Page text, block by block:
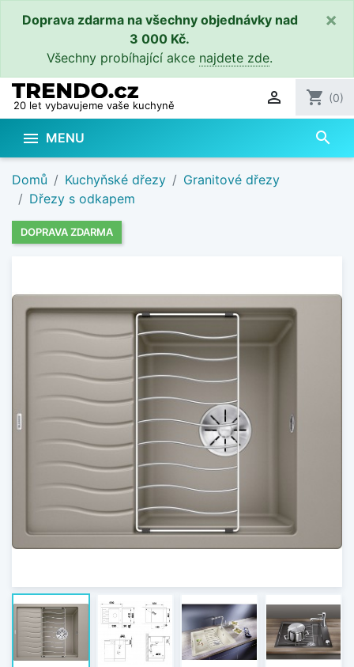
Doprava zdarma na všechny objednávky nad
3 000 Kč.
Všechny probíhající akce najdete zde.
×
20 let vybavujeme vaše kuchyně  shopping_cart (0)
 MENU search
Domů Kuchyňské dřezy
Granitové dřezy
Dřezy s odkapem
DOPRAVA ZDARMA